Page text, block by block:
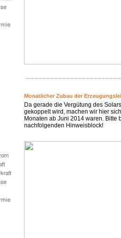
Monatlicher Zubau der
Da gerade die Vergütung des
gekoppelt wird, machen wir hier
Monaten ab Juni 2014 waren. Bitte
nachfolgenden Hinweisblock!